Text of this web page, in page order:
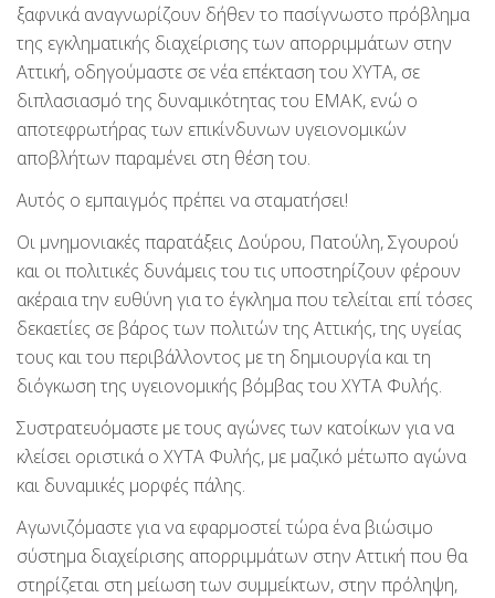
ξαφνικά αναγνωρίζουν δήθεν το πασίγνωστο πρόβλημα
της εγκληματικής διαχείρισης των απορριμμάτων στην
Αττική, οδηγούμαστε σε νέα επέκταση του ΧΥΤΑ, σε
διπλασιασμό της δυναμικότητας του ΕΜΑΚ, ενώ ο
αποτεφρωτήρας των επικίνδυνων υγειονομικών
αποβλήτων παραμένει στη θέση του.
Αυτός ο εμπαιγμός πρέπει να σταματήσει!
Οι μνημονιακές παρατάξεις Δούρου, Πατούλη, Σγουρού
και οι πολιτικές δυνάμεις του τις υποστηρίζουν φέρουν
ακέραια την ευθύνη για το έγκλημα που τελείται επί τόσες
δεκαετίες σε βάρος των πολιτών της Αττικής, της υγείας
τους και του περιβάλλοντος με τη δημιουργία και τη
διόγκωση της υγειονομικής βόμβας του ΧΥΤΑ Φυλής.
Συστρατευόμαστε με τους αγώνες των κατοίκων για να
κλείσει οριστικά ο ΧΥΤΑ Φυλής, με μαζικό μέτωπο αγώνα
και δυναμικές μορφές πάλης.
Αγωνιζόμαστε για να εφαρμοστεί τώρα ένα βιώσιμο
σύστημα διαχείρισης απορριμμάτων στην Αττική που θα
στηρίζεται στη μείωση των συμμείκτων, στην πρόληψη,